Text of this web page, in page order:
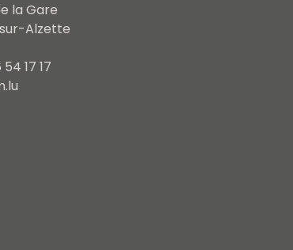
la Gare
sur-Alzette
17 17